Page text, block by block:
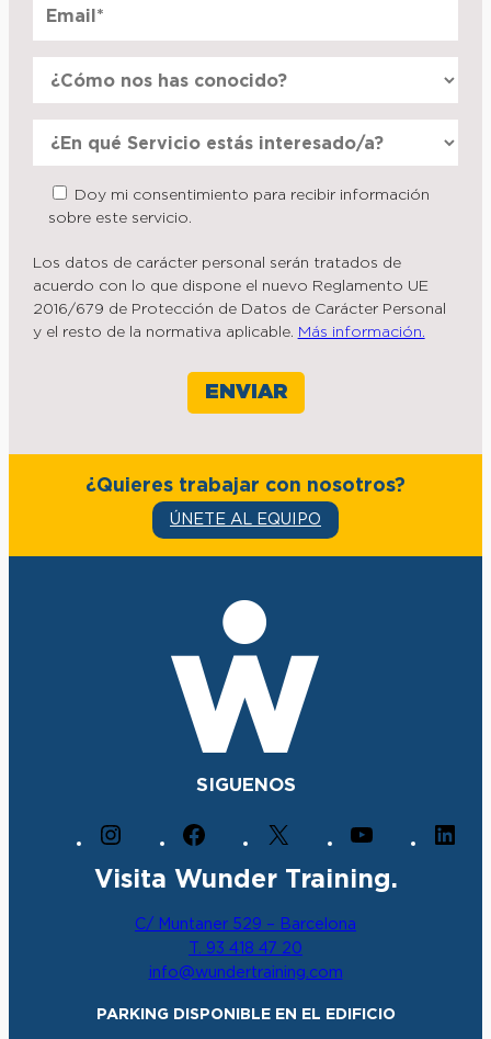
Doy mi consentimiento para recibir información
sobre este servicio.
Los datos de carácter personal serán tratados de
acuerdo con lo que dispone el nuevo Reglamento UE
2016/679 de Protección de Datos de Carácter Personal
y el resto de la normativa aplicable. Más información.
¿Quieres trabajar con nosotros?
ÚNETE AL EQUIPO
SIGUENOS
s
m
c
b
o
o
u
Visita Wunder Training.
C/ Muntaner 529 – Barcelona
T. 93 418 47 20
info@wundertraining.com
PARKING DISPONIBLE EN EL EDIFICIO